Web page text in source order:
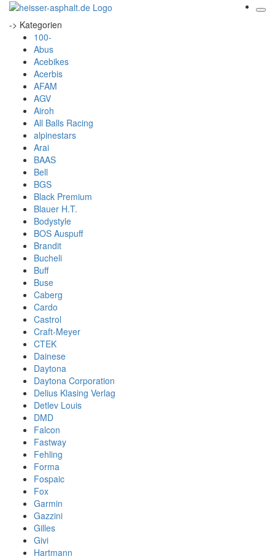
-> Kategorien
100-
Abus
Acebikes
Acerbis
AFAM
AGV
Airoh
All Balls Racing
alpinestars
Arai
BAAS
Bell
BGS
Black Premium
Blauer H.T.
Bodystyle
BOS Auspuff
Brandit
Bucheli
Buff
Buse
Caberg
Cardo
Castrol
Craft-Meyer
CTEK
Dainese
Daytona
Daytona Corporation
Delius Klasing Verlag
Detlev Louis
DMD
Falcon
Fastway
Fehling
Forma
Fospaic
Fox
Garmin
Gazzini
Gilles
Givi
Hartmann